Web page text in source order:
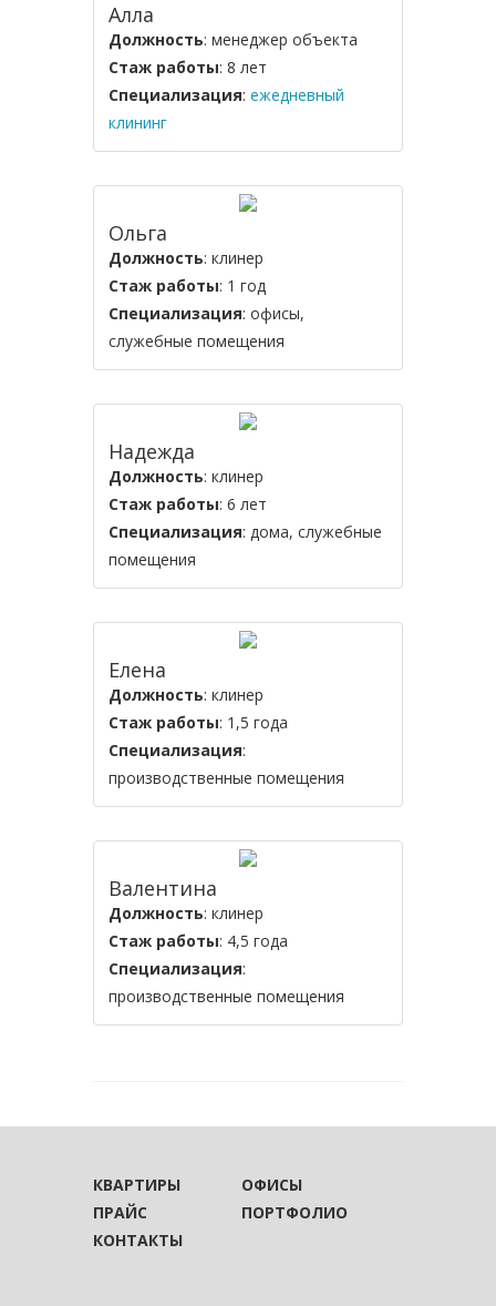
Алла
Должность: менеджер объекта
Стаж работы: 8 лет
Специализация: ежедневный
клининг
Ольга
Должность: клинер
Стаж работы: 1 год
Специализация: офисы,
служебные помещения
Надежда
Должность: клинер
Стаж работы: 6 лет
Специализация: дома, служебные
помещения
Елена
Должность: клинер
Стаж работы: 1,5 года
Специализация:
производственные помещения
Валентина
Должность: клинер
Стаж работы: 4,5 года
Специализация:
производственные помещения
КВАРТИРЫ
ОФИСЫ
ПРАЙС
ПОРТФОЛИО
КОНТАКТЫ